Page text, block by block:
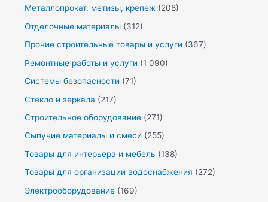
Металлопрокат, метизы, крепеж (208)
Отделочные материалы (312)
Прочие строительные товары и услуги (367)
Ремонтные работы и услуги (1 090)
Системы безопасности (71)
Стекло и зеркала (217)
Строительное оборудование (271)
Сыпучие материалы и смеси (255)
Товары для интерьера и мебель (138)
Товары для организации водоснабжения (272)
Электрооборудование (169)